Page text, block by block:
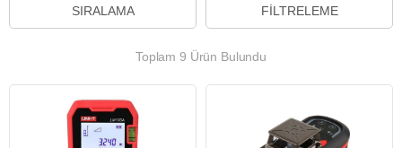
FILTRELEME
SIRALAMA
Toplam 9 Ürün Bulundu